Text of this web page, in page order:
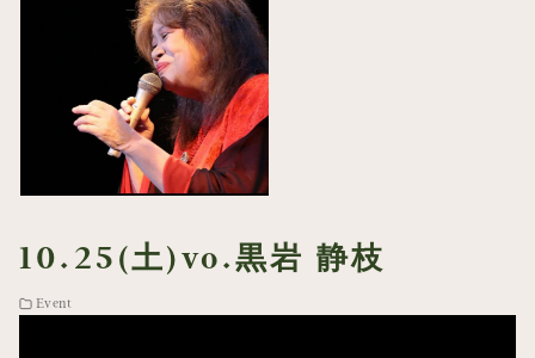
10.25(土)vo.黒岩 静枝
Event